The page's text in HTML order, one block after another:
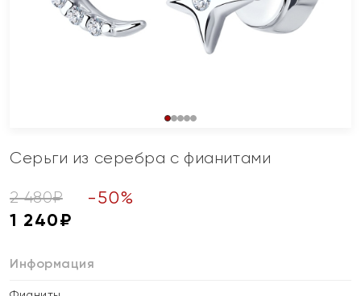
Серьги из серебра с фианитами
2 480₽ -50%
1 240₽
Информация